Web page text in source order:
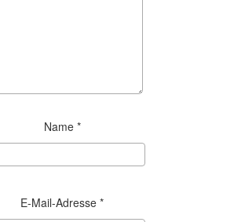
Name *
E-Mail-Adresse *